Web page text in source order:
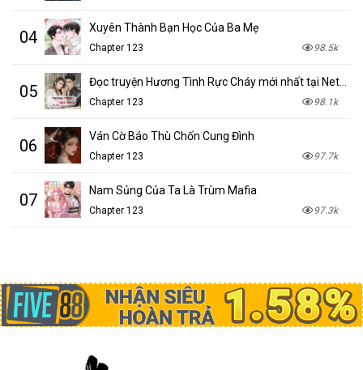
04 Xuyên Thành Bạn Học Của Ba Mẹ
Chapter 123 98.5k
05
Chapter 123 98.1k
06 Ván Cờ Báo Thù Chốn Cung Đình
Chapter 123 97.7k
07 Nam Sủng Của Ta Là Trùm Mafia
Chapter 123 97.3k